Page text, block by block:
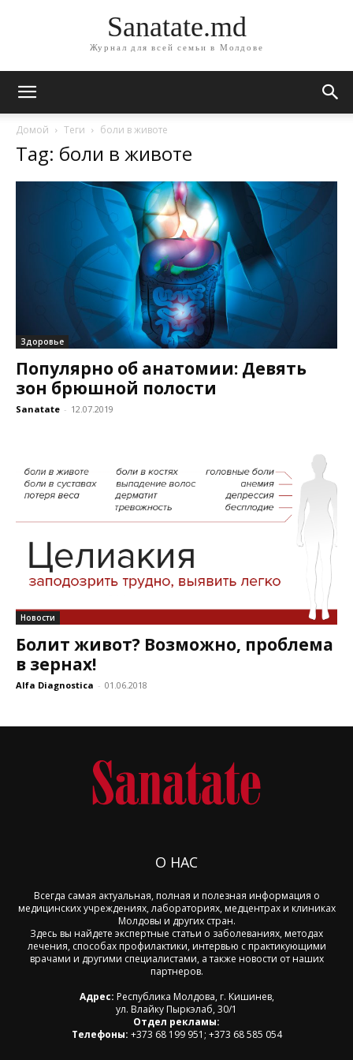
Sanatate.md
Журнал для всей семьи в Молдове
Домой Теги боли в животе
Tag: боли в животе
Здоровье
Популярно об анатомии: Девять
зон брюшной полости
Sanatate - 12.07.2019
Новости
Болит живот? Возможно, проблема
в зернах!
Alfa Diagnostica - 01.06.2018
О НАС
Всегда самая актуальная, полная и полезная информация о
медицинских учреждениях, лабораториях, медцентрах и клиниках
Молдовы и других стран.
Здесь вы найдете экспертные статьи о заболеваниях, методах
лечения, способах профилактики, интервью с практикующими
врачами и другими специалистами, а также новости от наших
партнеров.
Адрес: Республика Молдова, г. Кишинев,
ул. Влайку Пыркэлаб, 30/1
Отдел рекламы:
Телефоны: +373 68 199 951; +373 68 585 054